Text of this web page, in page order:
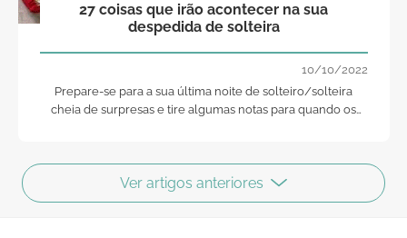
27 coisas que irão acontecer na sua
despedida de solteira
10/10/2022
Prepare-se para a sua última noite de solteiro/solteira
cheia de surpresas e tire algumas notas para quando os
Ver artigos anteriores